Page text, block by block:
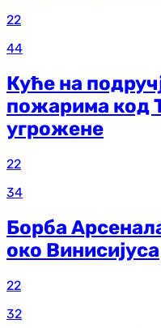
22
44
Куће на
пожарима код
угрожене
22
34
Борба
око Винисијуса
22
32